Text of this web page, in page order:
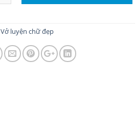
Vở luyện chữ đẹp